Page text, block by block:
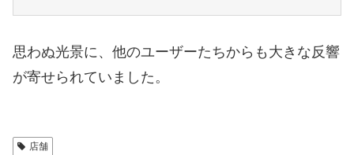
思わぬ光景に、他のユーザーたちからも大きな反響
が寄せられていました。
店舗